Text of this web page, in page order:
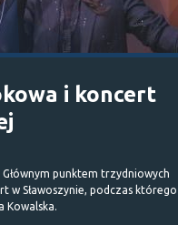
i koncert
punktem trzydniowych
w Sławoszynie, podczas którego
Kowalska.